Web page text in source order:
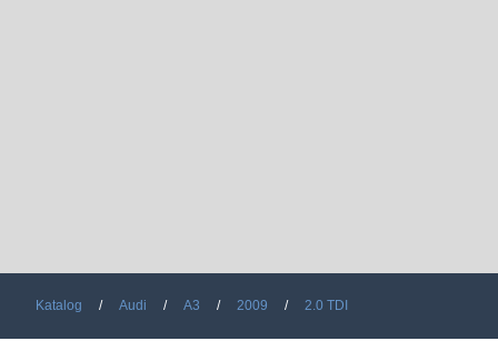
Katalog Audi A3 2009 2.0 TDI